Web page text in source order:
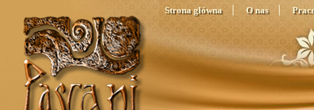
Strona główna O nas